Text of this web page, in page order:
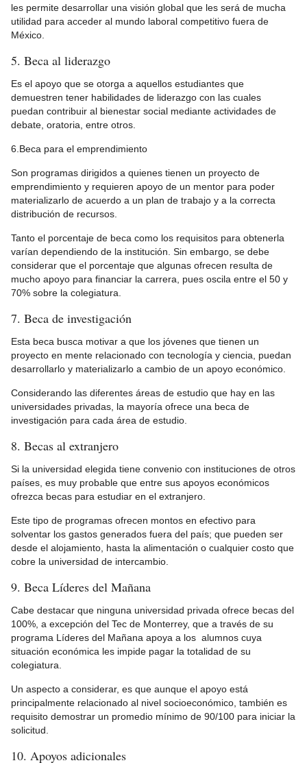
les permite desarrollar una visión global que les será de mucha
utilidad para acceder al mundo laboral competitivo fuera de
México.
5. Beca al liderazgo
Es el apoyo que se otorga a aquellos estudiantes que
demuestren tener habilidades de liderazgo con las cuales
puedan contribuir al bienestar social mediante actividades de
debate, oratoria, entre otros.
6.Beca para el emprendimiento
Son programas dirigidos a quienes tienen un proyecto de
emprendimiento y requieren apoyo de un mentor para poder
materializarlo de acuerdo a un plan de trabajo y a la correcta
distribución de recursos.
Tanto el porcentaje de beca como los requisitos para obtenerla
varían dependiendo de la institución. Sin embargo, se debe
considerar que el porcentaje que algunas ofrecen resulta de
mucho apoyo para financiar la carrera, pues oscila entre el 50 y
70% sobre la colegiatura.
7. Beca de investigación
Esta beca busca motivar a que los jóvenes que tienen un
proyecto en mente relacionado con tecnología y ciencia, puedan
desarrollarlo y materializarlo a cambio de un apoyo económico.
Considerando las diferentes áreas de estudio que hay en las
universidades privadas, la mayoría ofrece una beca de
investigación para cada área de estudio.
8. Becas al extranjero
Si la universidad elegida tiene convenio con instituciones de otros
países, es muy probable que entre sus apoyos económicos
ofrezca becas para estudiar en el extranjero.
Este tipo de programas ofrecen montos en efectivo para
solventar los gastos generados fuera del país; que pueden ser
desde el alojamiento, hasta la alimentación o cualquier costo que
cobre la universidad de intercambio.
9. Beca Líderes del Mañana
Cabe destacar que ninguna universidad privada ofrece becas del
100%, a excepción del Tec de Monterrey, que a través de su
programa Líderes del Mañana apoya a los alumnos cuya
situación económica les impide pagar la totalidad de su
colegiatura.
Un aspecto a considerar, es que aunque el apoyo está
principalmente relacionado al nivel socioeconómico, también es
requisito demostrar un promedio mínimo de 90/100 para iniciar la
solicitud.
10. Apoyos adicionales